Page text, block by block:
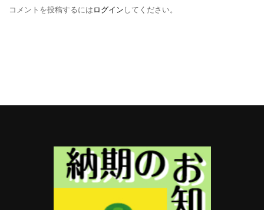
コメントを投稿するにはログインしてください。